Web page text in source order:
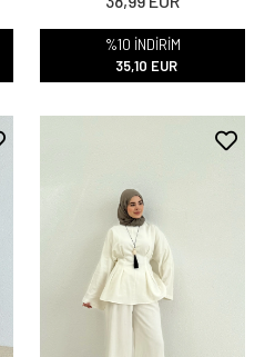
%10 İNDİRİM
35,10 EUR